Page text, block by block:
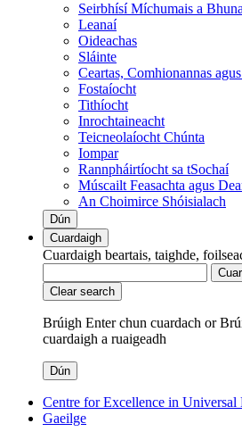
Seirbhísí Míchumais a
Leanaí
Oideachas
Sláinte
Ceartas, Comhionannas
Fostaíocht
Tithíocht
Inrochtaineacht
Teicneolaíocht Chúnta
Iompar
Rannpháirtíocht sa tSochaí
Múscailt Feasachta agus
An Choimirce Shóisialach
Dún
Cuardaigh
Cuardaigh beartais, taighde,
Clear search
Brúigh Enter chun cuardach or
cuardaigh a ruaigeadh
Dún
Centre for Excellence in Universal
Gaeilge